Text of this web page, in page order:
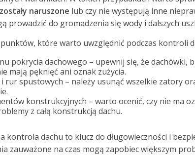
naruszone lub czy nie występują inne
prowadzić do gromadzenia się wody i dalszych
które warto uwzględnić podczas kontroli
pokrycia dachowego – upewnij się, że dachówki,
mają pęknięć ani oznak zużycia.
rur spustowych – należy usunąć wszelkie zatory
konstrukcyjnych – warto ocenić, czy nie ma
z całą konstrukcją dachu.
kontrola dachu to klucz do długowieczności i
zauważone na czas mogą zapobiec większym